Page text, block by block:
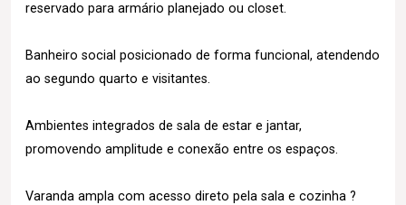
reservado para armário planejado ou closet.
Banheiro social posicionado de forma funcional, atendendo
ao segundo quarto e visitantes.
Ambientes integrados de sala de estar e jantar,
promovendo amplitude e conexão entre os espaços.
Varanda ampla com acesso direto pela sala e cozinha ?